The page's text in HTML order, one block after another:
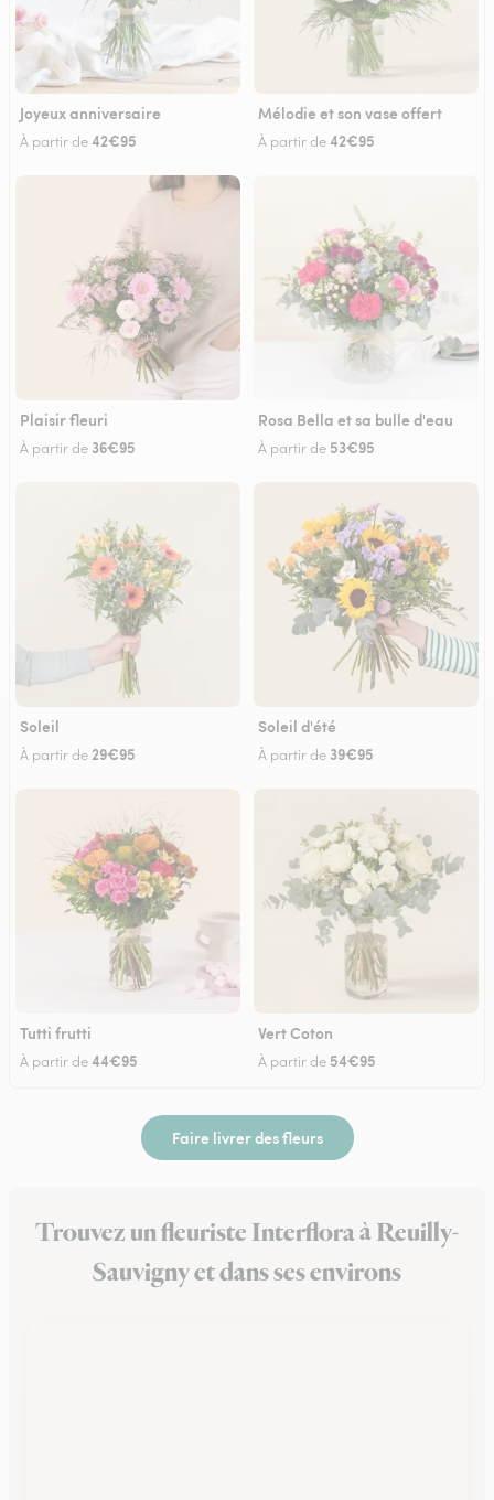
Joyeux anniversaire
À partir de42€95
Mélodie et son vase offert
À partir de42€95
Plaisir fleuri
À partir de 36€95
Rosa Bella et sa bulle d'eau
À partir de 53€95
Soleil
À partir de29€95
Soleil d'été
À partir de 39€95
Tutti frutti
À partir de44€95
Vert Coton
À partir de 54€95
Faire livrer des fleurs
Trouvez un fleuriste Interflora à Reuilly-
Sauvigny et dans ses environs